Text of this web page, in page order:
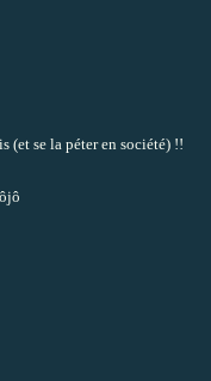
(et se la péter en société) !!